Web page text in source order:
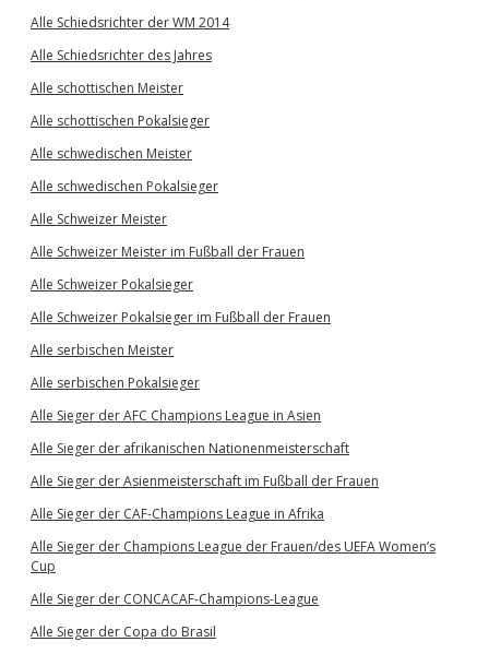
Alle Schiedsrichter der WM 2014
Alle Schiedsrichter des Jahres
Alle schottischen Meister
Alle schottischen Pokalsieger
Alle schwedischen Meister
Alle schwedischen Pokalsieger
Alle Schweizer Meister
Alle Schweizer Meister im Fußball der Frauen
Alle Schweizer Pokalsieger
Alle Schweizer Pokalsieger im Fußball der Frauen
Alle serbischen Meister
Alle serbischen Pokalsieger
Alle Sieger der AFC Champions League in Asien
Alle Sieger der afrikanischen Nationenmeisterschaft
Alle Sieger der Asienmeisterschaft im Fußball der Frauen
Alle Sieger der CAF-Champions League in Afrika
Alle Sieger der Champions League der Frauen/des UEFA Women’s
Cup
Alle Sieger der CONCACAF-Champions-League
Alle Sieger der Copa do Brasil